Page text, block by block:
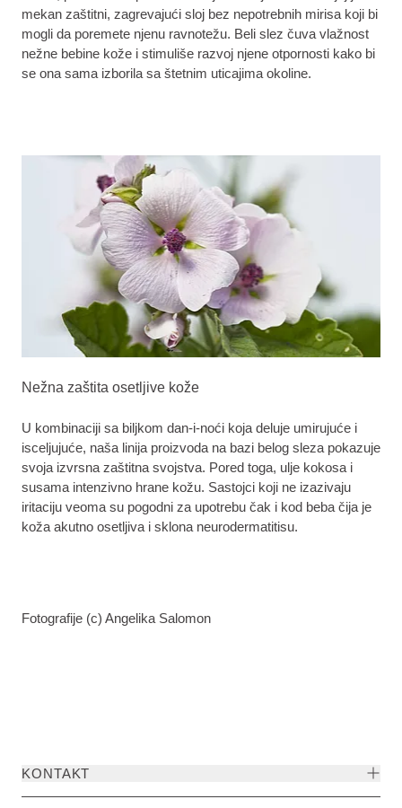
mekan zaštitni, zagrevajući sloj bez nepotrebnih mirisa koji bi
mogli da poremete njenu ravnotežu. Beli slez čuva vlažnost
nežne bebine kože i stimuliše razvoj njene otpornosti kako bi
se ona sama izborila sa štetnim uticajima okoline.
Nežna zaštita osetljive kože
U kombinaciji sa biljkom dan-i-noći koja deluje umirujuće i
isceljujuće, naša linija proizvoda na bazi belog sleza pokazuje
svoja izvrsna zaštitna svojstva. Pored toga, ulje kokosa i
susama intenzivno hrane kožu. Sastojci koji ne izazivaju
iritaciju veoma su pogodni za upotrebu čak i kod beba čija je
koža akutno osetljiva i sklona neurodermatitisu.
Fotografije (c) Angelika Salomon
KONTAKT